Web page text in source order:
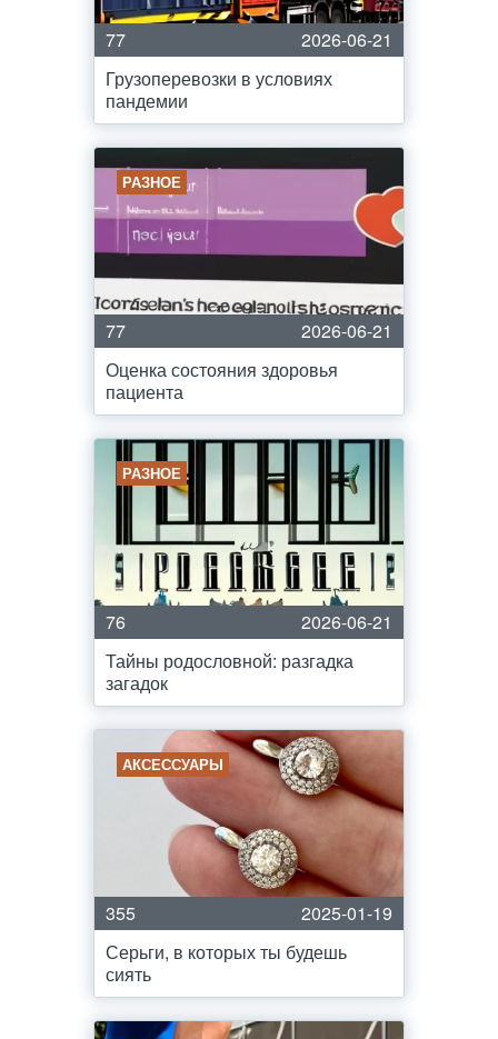
77
2026-06-21
Грузоперевозки в условиях
пандемии
РАЗНОЕ
77
2026-06-21
Оценка состояния здоровья
пациента
РАЗНОЕ
76
2026-06-21
Тайны родословной: разгадка
загадок
АКСЕССУАРЫ
355
2025-01-19
Серьги, в которых ты будешь
сиять